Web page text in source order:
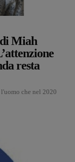
di Miah
resta
che nel 2020